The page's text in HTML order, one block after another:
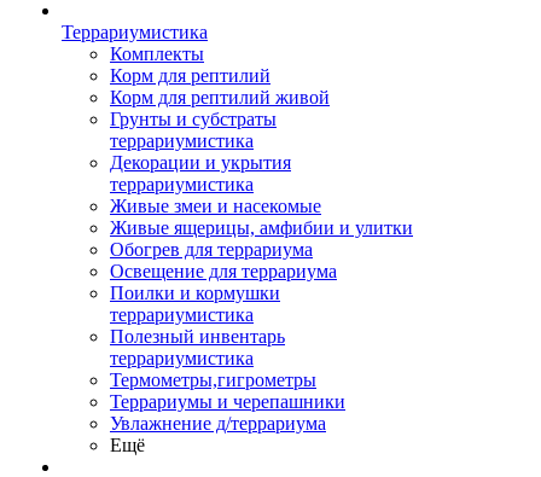
Террариумистика
Комплекты
Корм для рептилий
Корм для рептилий живой
Грунты и субстраты
террариумистика
Декорации и укрытия
террариумистика
Живые змеи и насекомые
Живые ящерицы, амфибии и улитки
Обогрев для террариума
Освещение для террариума
Поилки и кормушки
террариумистика
Полезный инвентарь
террариумистика
Термометры,гигрометры
Террариумы и черепашники
Увлажнение д/террариума
Ещё